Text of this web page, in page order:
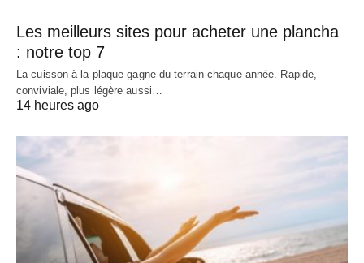
Les meilleurs sites pour acheter une plancha
: notre top 7
La cuisson à la plaque gagne du terrain chaque année. Rapide,
conviviale, plus légère aussi…
14 heures ago